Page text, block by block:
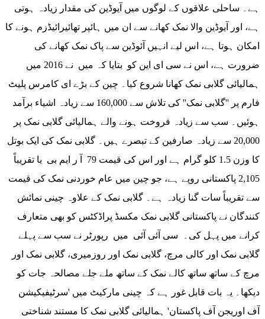
ہے۔ ساحلی علاقوں کے لوگوں میں آیوڈین کی مقدار زیادہ ہوتی
ہے، اور آیوڈین والا نمک کھانے سے ان میں ہائپر تھائیرائیڈزم ہونے کا
امکان ہوتا ہے، اس لیے انہیں آئوڈین سے پاک نمک کھانے کی
ضرورت ہے، اس نے سی ای این کو بتایا کہ میں نے 2016 میں
ہمالیائی گلابی نمک کھانا شروع کیا۔ چین کے بڑے ای کامرس پلیٹ
فارم پر ''گلابی نمک'' کی تلاش سے 160,000 سے زیادہ اشیاء برآمد
ہوئیں۔ سب سے زیادہ فروخت ہونے والے ہمالیائی گلابی نمک پر
20,000 سے زیادہ صارفین کے تبصرے ہیں۔ گلابی نمک کی ایک بوتل
کا وزن 1.5 کلو گرام ہے اور اس کی قیمت 79 آ ر ایم بی یا تقریباً
2,105 پاکستانی روپے ہے، جو چین میں عام خوردنی نمک کی قیمت
سے تقریباً سات گنا زیادہ ہے۔ گلابی نمک کے علاوہ چینی نمائش
کنندگان نے پاکستانی گلابی نمک مکسڈ پراڈکٹس کو بھی متعارف
کرانے میں پہل کی۔ سی آئی آئی میں رپورٹر نے سب سے پہلے
گلابی نمک اور کالی مرچ، گلابی نمک اور روزمیری، گلابی نمک اور
مرچ کے ساتھ ساتھ کالے نمک کے ساتھ ملے جلے مصالحہ جات کو
دیکھا۔ یہ بات قابل غور ہے کہ چینی مارکیٹ میں 'سرٹیفیکیشن
آف اوریجن آف پاکستان' ہمالیائی گلابی نمک کا مستند شناختی